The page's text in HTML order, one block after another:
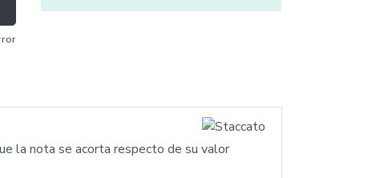
la nota se acorta respecto de su valor